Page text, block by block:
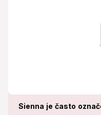
Sienna je často